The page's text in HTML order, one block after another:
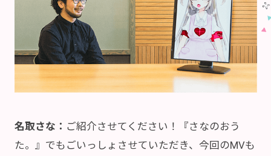
名取さな： ご紹介させてください！『さなのおう
た。』でもごいっしょさせていただき、今回のMVも